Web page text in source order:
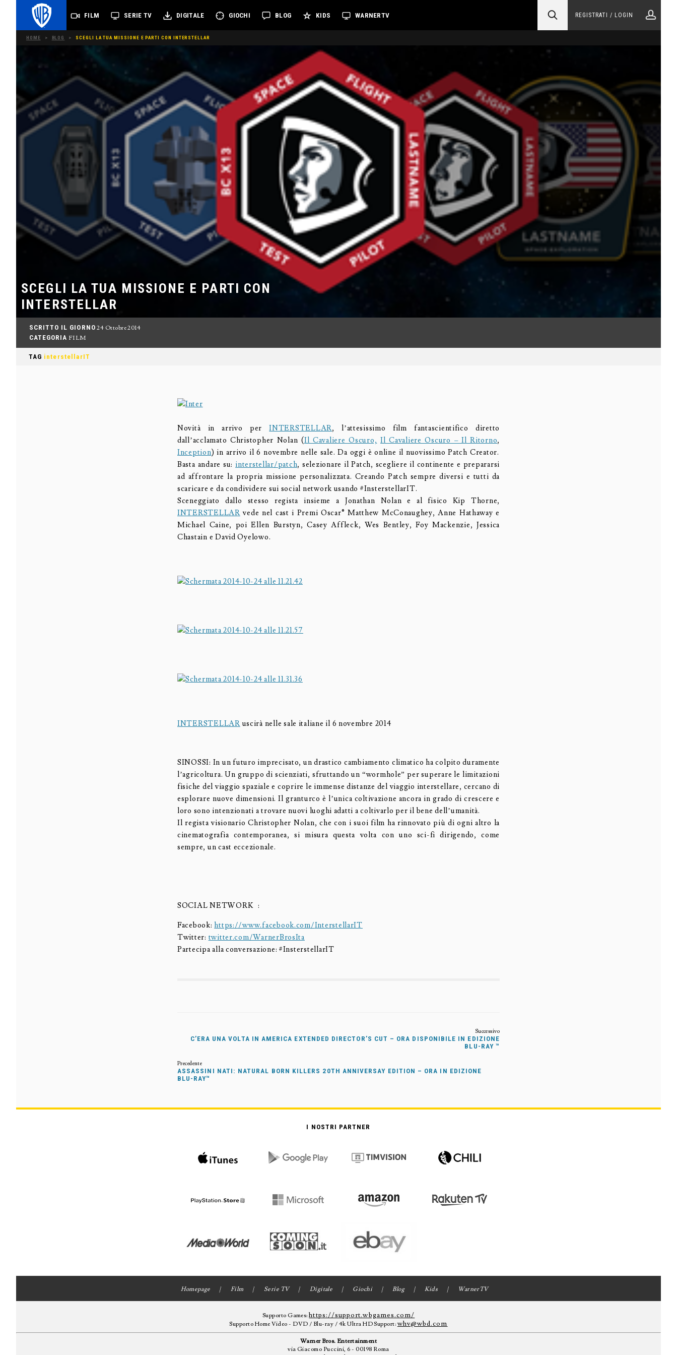
FILM SERIE TV DIGITALE GIOCHI BLOG KIDS WARNERTV REGISTRATI / LOGIN
HOME > BLOG > SCEGLI LA TUA MISSIONE E PARTI CON INTERSTELLAR
SCEGLI LA TUA MISSIONE E PARTI CON
INTERSTELLAR
SCRITTO IL GIORNO 24 Ottobre 2014
CATEGORIA FILM
TAG interstellarIT
Novità in arrivo perINTERSTELLAR, l’attesissimo film fantascientifico diretto
dall’acclamato Christopher Nolan (Il Cavaliere Oscuro, Il Cavaliere Oscuro – Il Ritorno,
Inception) in arrivo il 6 novembre nelle sale. Da oggi è online il nuovissimo Patch Creator.
Basta andare su:interstellar/patch, selezionare il Patch, scegliere il continente e prepararsi
ad affrontare la propria missione personalizzata. Creando Patch sempre diversi e tutti da
scaricare e da condividere sui social network usando #InsterstellarIT.
Sceneggiato dallo stesso regista insieme a Jonathan Nolan e al fisico Kip Thorne,
INTERSTELLAR vede nel cast i Premi Oscar® Matthew McConaughey, Anne Hathaway e
Michael Caine, poi Ellen Burstyn, Casey Affleck, Wes Bentley, Foy Mackenzie, Jessica
Chastain e David Oyelowo.
INTERSTELLAR uscirà nelle sale italiane il 6 novembre 2014
SINOSSI: In un futuro imprecisato, un drastico cambiamento climatico ha colpito duramente
l’agricoltura. Un gruppo di scienziati, sfruttando un “wormhole” per superare le limitazioni
fisiche del viaggio spaziale e coprire le immense distanze del viaggio interstellare, cercano di
esplorare nuove dimensioni. Il granturco è l’unica coltivazione ancora in grado di crescere e
loro sono intenzionati a trovare nuovi luoghi adatti a coltivarlo per il bene dell’umanità.
Il regista visionario Christopher Nolan, che con i suoi film ha rinnovato più di ogni altro la
cinematografia contemporanea, si misura questa volta con uno sci-fi dirigendo, come
sempre, un cast eccezionale.
SOCIAL NETWORK :
Facebook:https://www.facebook.com/InterstellarIT
Twitter: twitter.com/WarnerBrosIta
Partecipa alla conversazione: #InsterstellarIT
C’ERA UNA VOLTA IN AMERICA EXTENDED DIRECTOR’S CUT – ORA DISPONIBILE IN EDIZIONE
BLU-RAY ™
ASSASSINI NATI: NATURAL BORN KILLERS 20TH ANNIVERSAY EDITION – ORA IN EDIZIONE
BLU-RAY™
I NOSTRI PARTNER
Homepage Film Serie TV Digitale Giochi Blog Kids WarnerTV
Supporto Games:https://support.wbgames.com/
Supporto Home Video - DVD / Blu-ray / 4k Ultra HD Support:whv@wbd.com
Warner Bros. Entertainment
via Giacomo Puccini, 6 - 00198 Roma